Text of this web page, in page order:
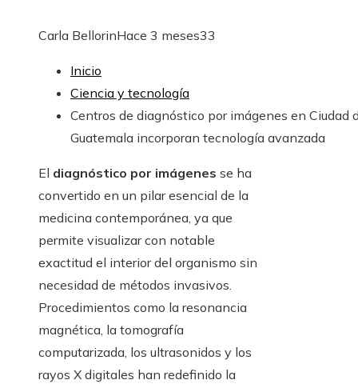
Carla BellorinHace 3 meses33
Inicio
Ciencia y tecnología
Centros de diagnóstico por imágenes en Ciudad
Guatemala incorporan tecnología avanzada
El diagnóstico por imágenes se ha
convertido en un pilar esencial de la
medicina contemporánea, ya que
permite visualizar con notable
exactitud el interior del organismo sin
necesidad de métodos invasivos.
Procedimientos como la resonancia
magnética, la tomografía
computarizada, los ultrasonidos y los
rayos X digitales han redefinido la